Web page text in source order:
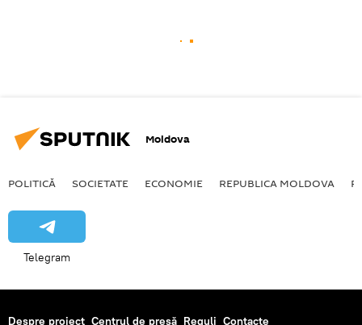
Moldova
POLITICĂ SOCIETATE ECONOMIE REPUBLICA MOLDOVA
Telegram
Despre proiect Centrul de presă Reguli Contacte